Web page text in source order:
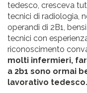
tedesco, cresceva
tecnici di radiologia,
operandi di 2B1,
tecnici con
riconoscimento
molti infermieri,
a 2b1 sono ormai
lavorativo tedesco.